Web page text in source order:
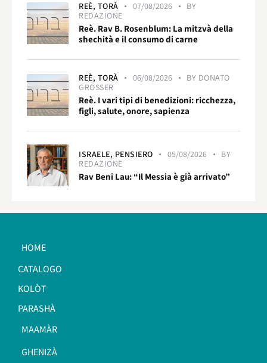
REÈ, TORÀ 07/08/2026
BY
REDAZIONE
Reè. Rav B. Rosenblum: La mitzvà della
shechità e il consumo di carne
REÈ, TORÀ 06/08/2026 BY DONATO
GROSSER
Reè. I vari tipi di benedizioni: ricchezza,
figli, salute, onore, sapienza
ISRAELE, PENSIERO 05/08/2026
BY
REDAZIONE
Rav Beni Lau: “Il Messia è già arrivato”
HOME
CATALOGO
KOLÒT
PARASHÀ
MAAMÀR
GHENIZÀ